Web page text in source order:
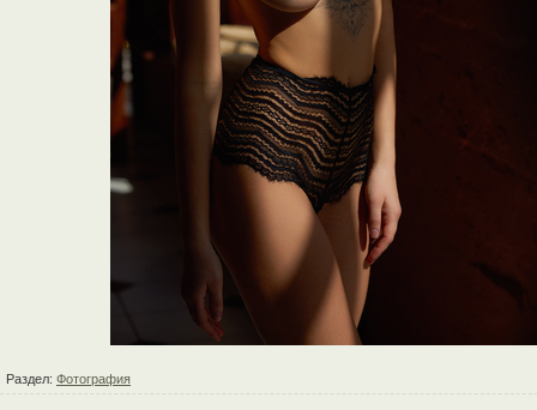
Раздел: Фотография